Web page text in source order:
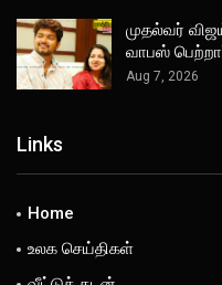
முதல்வர்
வாபஸ்
Aug 7, 2026
Links
Home
உலக செய்திகள்